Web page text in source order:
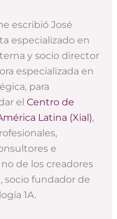
escribió José
especializado en
y socio director
especializada en
para
el Centro de
Latina (Xial),
e
de los creadores
, socio fundador de
1A.